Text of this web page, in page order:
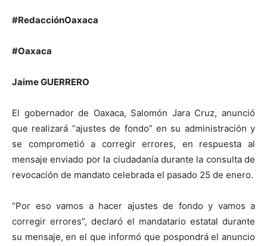
#RedacciónOaxaca
#Oaxaca
Jaime GUERRERO
El gobernador de Oaxaca, Salomón Jara Cruz, anunció
que realizará “ajustes de fondo” en su administración y
se comprometió a corregir errores, en respuesta al
mensaje enviado por la ciudadanía durante la consulta de
revocación de mandato celebrada el pasado 25 de enero.
“Por eso vamos a hacer ajustes de fondo y vamos a
corregir errores”, declaró el mandatario estatal durante
su mensaje, en el que informó que pospondrá el anuncio